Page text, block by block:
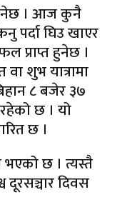
। आज कुनै
पर्दा घिउ खाएर
प्राप्त हुनेछ ।
शुभ यात्रामा
८ बजेर ३७
छ । यो
छ ।
छ । त्यस्तै
दूरसञ्चार दिवस